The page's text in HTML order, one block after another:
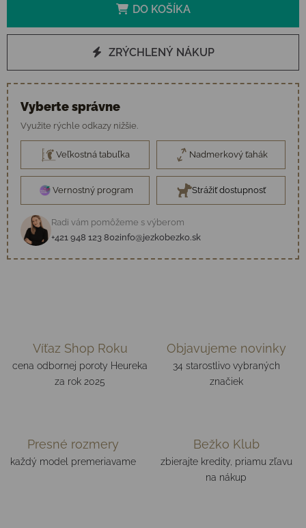
DO KOŠÍKA
ZRÝCHLENÝ NÁKUP
Vyberte správne
Využite rýchle odkazy nižšie.
Veľkostná tabuľka Nadmerkový ťahák
Vernostný program Strážiť dostupnosť
Radi vám pomôžeme s výberom
+421 948 123 802info@jezkobezko.sk
Víťaz Shop Roku
cena odbornej poroty Heureka
za rok 2025
Objavujeme novinky
34 starostlivo vybraných
značiek
Presné rozmery
každý model premeriavame
Bežko Klub
zbierajte kredity, priamu zľavu
na nákup